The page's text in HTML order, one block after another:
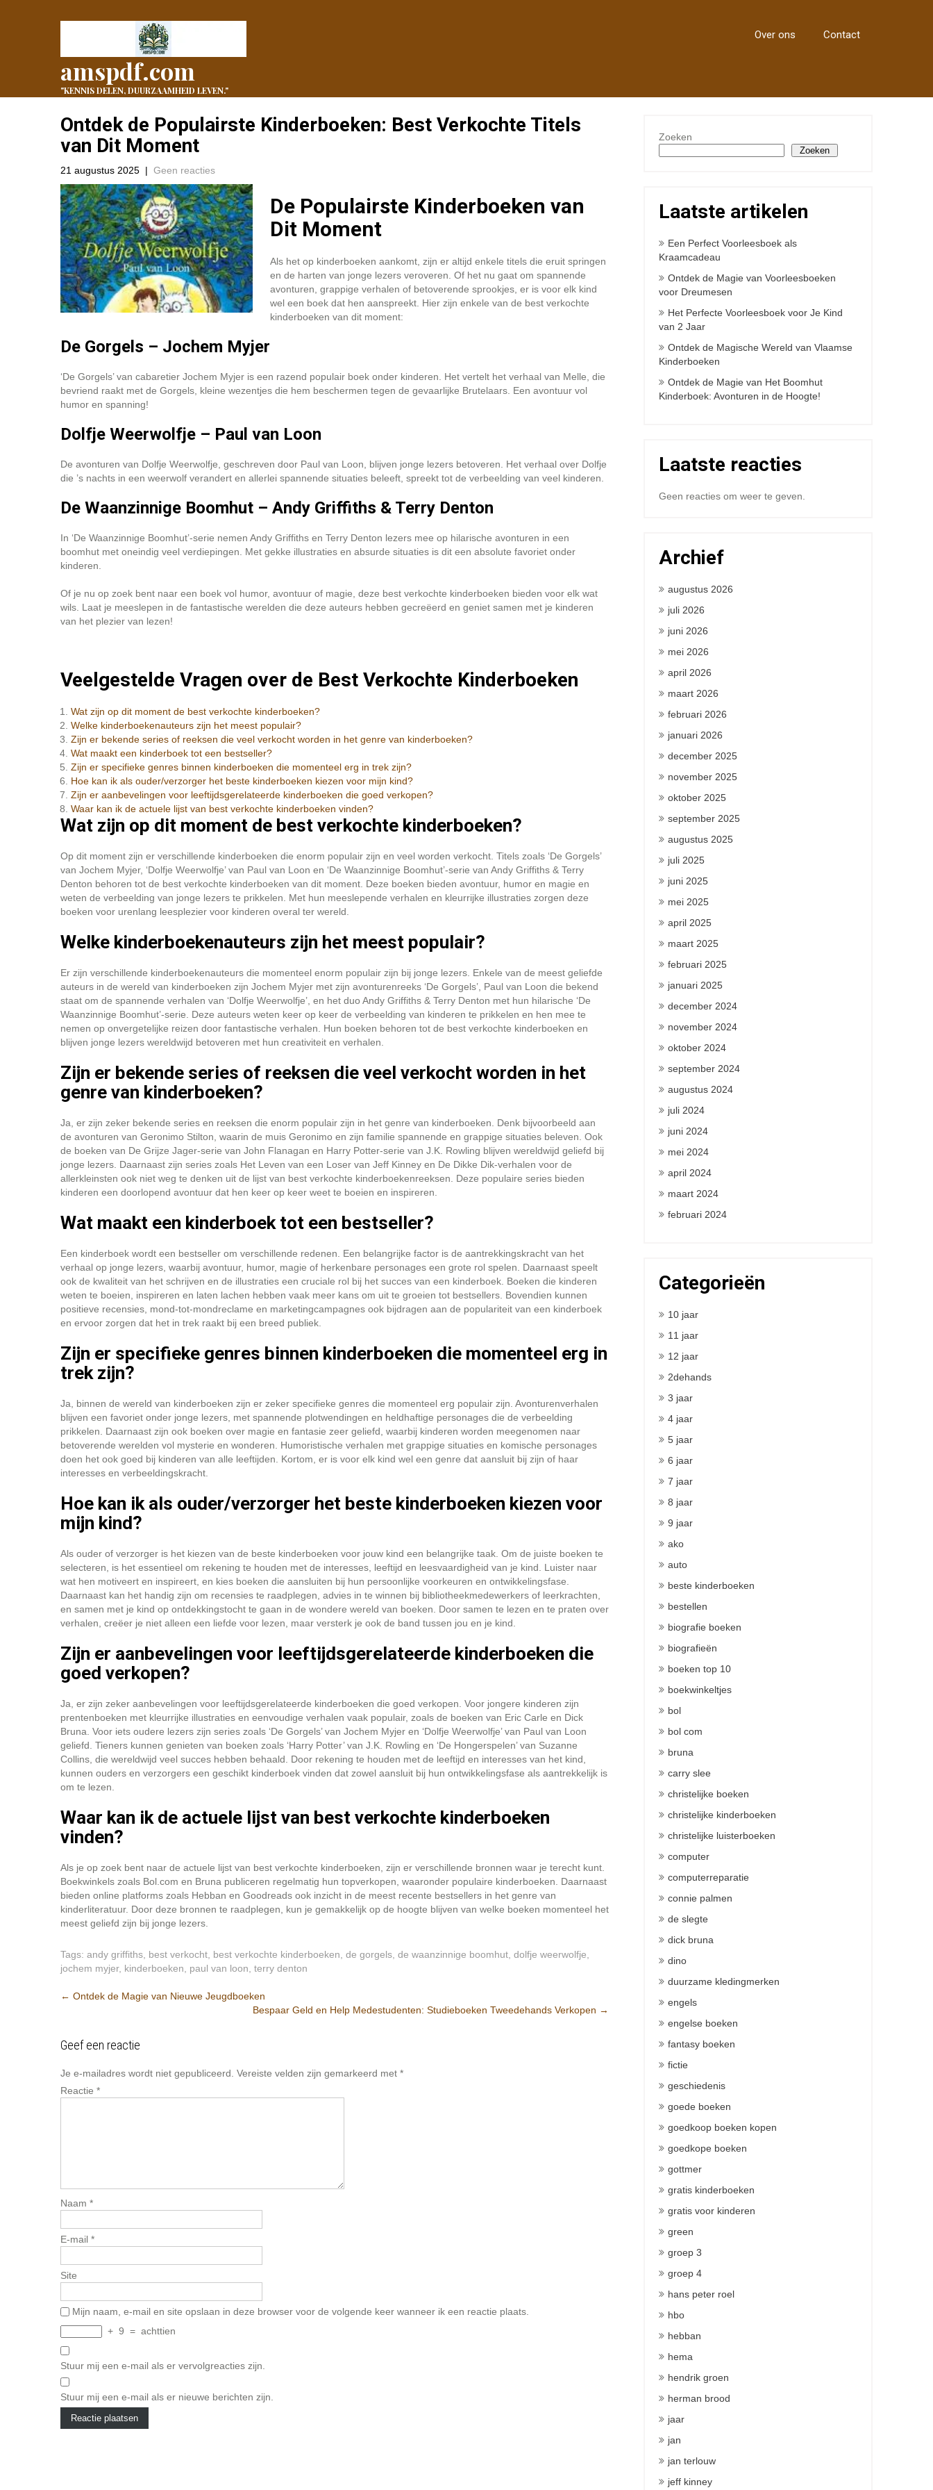
amspdf.com
"KENNIS DELEN, DUURZAAMHEID LEVEN."
Over ons Contact
Ontdek de Populairste Kinderboeken: Best Verkochte Titels
van Dit Moment
21 augustus 2025 | Geen reacties
De Populairste Kinderboeken van
Dit Moment
Als het op kinderboeken aankomt, zijn er altijd enkele titels die eruit springen
en de harten van jonge lezers veroveren. Of het nu gaat om spannende
avonturen, grappige verhalen of betoverende sprookjes, er is voor elk kind
wel een boek dat hen aanspreekt. Hier zijn enkele van de best verkochte
kinderboeken van dit moment:
De Gorgels – Jochem Myjer
‘De Gorgels’ van cabaretier Jochem Myjer is een razend populair boek onder kinderen. Het vertelt het verhaal van Melle, die
bevriend raakt met de Gorgels, kleine wezentjes die hem beschermen tegen de gevaarlijke Brutelaars. Een avontuur vol
humor en spanning!
Dolfje Weerwolfje – Paul van Loon
De avonturen van Dolfje Weerwolfje, geschreven door Paul van Loon, blijven jonge lezers betoveren. Het verhaal over Dolfje
die ’s nachts in een weerwolf verandert en allerlei spannende situaties beleeft, spreekt tot de verbeelding van veel kinderen.
De Waanzinnige Boomhut – Andy Griffiths & Terry Denton
In ‘De Waanzinnige Boomhut’-serie nemen Andy Griffiths en Terry Denton lezers mee op hilarische avonturen in een
boomhut met oneindig veel verdiepingen. Met gekke illustraties en absurde situaties is dit een absolute favoriet onder
kinderen.
Of je nu op zoek bent naar een boek vol humor, avontuur of magie, deze best verkochte kinderboeken bieden voor elk wat
wils. Laat je meeslepen in de fantastische werelden die deze auteurs hebben gecreëerd en geniet samen met je kinderen
van het plezier van lezen!
Veelgestelde Vragen over de Best Verkochte Kinderboeken
Wat zijn op dit moment de best verkochte kinderboeken?
Welke kinderboekenauteurs zijn het meest populair?
Zijn er bekende series of reeksen die veel verkocht worden in het genre van kinderboeken?
Wat maakt een kinderboek tot een bestseller?
Zijn er specifieke genres binnen kinderboeken die momenteel erg in trek zijn?
Hoe kan ik als ouder/verzorger het beste kinderboeken kiezen voor mijn kind?
Zijn er aanbevelingen voor leeftijdsgerelateerde kinderboeken die goed verkopen?
Waar kan ik de actuele lijst van best verkochte kinderboeken vinden?
Wat zijn op dit moment de best verkochte kinderboeken?
Op dit moment zijn er verschillende kinderboeken die enorm populair zijn en veel worden verkocht. Titels zoals ‘De Gorgels’
van Jochem Myjer, ‘Dolfje Weerwolfje’ van Paul van Loon en ‘De Waanzinnige Boomhut’-serie van Andy Griffiths & Terry
Denton behoren tot de best verkochte kinderboeken van dit moment. Deze boeken bieden avontuur, humor en magie en
weten de verbeelding van jonge lezers te prikkelen. Met hun meeslepende verhalen en kleurrijke illustraties zorgen deze
boeken voor urenlang leesplezier voor kinderen overal ter wereld.
Welke kinderboekenauteurs zijn het meest populair?
Er zijn verschillende kinderboekenauteurs die momenteel enorm populair zijn bij jonge lezers. Enkele van de meest geliefde
auteurs in de wereld van kinderboeken zijn Jochem Myjer met zijn avonturenreeks ‘De Gorgels’, Paul van Loon die bekend
staat om de spannende verhalen van ‘Dolfje Weerwolfje’, en het duo Andy Griffiths & Terry Denton met hun hilarische ‘De
Waanzinnige Boomhut’-serie. Deze auteurs weten keer op keer de verbeelding van kinderen te prikkelen en hen mee te
nemen op onvergetelijke reizen door fantastische verhalen. Hun boeken behoren tot de best verkochte kinderboeken en
blijven jonge lezers wereldwijd betoveren met hun creativiteit en verhalen.
Zijn er bekende series of reeksen die veel verkocht worden in het
genre van kinderboeken?
Ja, er zijn zeker bekende series en reeksen die enorm populair zijn in het genre van kinderboeken. Denk bijvoorbeeld aan
de avonturen van Geronimo Stilton, waarin de muis Geronimo en zijn familie spannende en grappige situaties beleven. Ook
de boeken van De Grijze Jager-serie van John Flanagan en Harry Potter-serie van J.K. Rowling blijven wereldwijd geliefd bij
jonge lezers. Daarnaast zijn series zoals Het Leven van een Loser van Jeff Kinney en De Dikke Dik-verhalen voor de
allerkleinsten ook niet weg te denken uit de lijst van best verkochte kinderboekenreeksen. Deze populaire series bieden
kinderen een doorlopend avontuur dat hen keer op keer weet te boeien en inspireren.
Wat maakt een kinderboek tot een bestseller?
Een kinderboek wordt een bestseller om verschillende redenen. Een belangrijke factor is de aantrekkingskracht van het
verhaal op jonge lezers, waarbij avontuur, humor, magie of herkenbare personages een grote rol spelen. Daarnaast speelt
ook de kwaliteit van het schrijven en de illustraties een cruciale rol bij het succes van een kinderboek. Boeken die kinderen
weten te boeien, inspireren en laten lachen hebben vaak meer kans om uit te groeien tot bestsellers. Bovendien kunnen
positieve recensies, mond-tot-mondreclame en marketingcampagnes ook bijdragen aan de populariteit van een kinderboek
en ervoor zorgen dat het in trek raakt bij een breed publiek.
Zijn er specifieke genres binnen kinderboeken die momenteel erg in
trek zijn?
Ja, binnen de wereld van kinderboeken zijn er zeker specifieke genres die momenteel erg populair zijn. Avonturenverhalen
blijven een favoriet onder jonge lezers, met spannende plotwendingen en heldhaftige personages die de verbeelding
prikkelen. Daarnaast zijn ook boeken over magie en fantasie zeer geliefd, waarbij kinderen worden meegenomen naar
betoverende werelden vol mysterie en wonderen. Humoristische verhalen met grappige situaties en komische personages
doen het ook goed bij kinderen van alle leeftijden. Kortom, er is voor elk kind wel een genre dat aansluit bij zijn of haar
interesses en verbeeldingskracht.
Hoe kan ik als ouder/verzorger het beste kinderboeken kiezen voor
mijn kind?
Als ouder of verzorger is het kiezen van de beste kinderboeken voor jouw kind een belangrijke taak. Om de juiste boeken te
selecteren, is het essentieel om rekening te houden met de interesses, leeftijd en leesvaardigheid van je kind. Luister naar
wat hen motiveert en inspireert, en kies boeken die aansluiten bij hun persoonlijke voorkeuren en ontwikkelingsfase.
Daarnaast kan het handig zijn om recensies te raadplegen, advies in te winnen bij bibliotheekmedewerkers of leerkrachten,
en samen met je kind op ontdekkingstocht te gaan in de wondere wereld van boeken. Door samen te lezen en te praten over
verhalen, creëer je niet alleen een liefde voor lezen, maar versterk je ook de band tussen jou en je kind.
Zijn er aanbevelingen voor leeftijdsgerelateerde kinderboeken die
goed verkopen?
Ja, er zijn zeker aanbevelingen voor leeftijdsgerelateerde kinderboeken die goed verkopen. Voor jongere kinderen zijn
prentenboeken met kleurrijke illustraties en eenvoudige verhalen vaak populair, zoals de boeken van Eric Carle en Dick
Bruna. Voor iets oudere lezers zijn series zoals ‘De Gorgels’ van Jochem Myjer en ‘Dolfje Weerwolfje’ van Paul van Loon
geliefd. Tieners kunnen genieten van boeken zoals ‘Harry Potter’ van J.K. Rowling en ‘De Hongerspelen’ van Suzanne
Collins, die wereldwijd veel succes hebben behaald. Door rekening te houden met de leeftijd en interesses van het kind,
kunnen ouders en verzorgers een geschikt kinderboek vinden dat zowel aansluit bij hun ontwikkelingsfase als aantrekkelijk is
om te lezen.
Waar kan ik de actuele lijst van best verkochte kinderboeken
vinden?
Als je op zoek bent naar de actuele lijst van best verkochte kinderboeken, zijn er verschillende bronnen waar je terecht kunt.
Boekwinkels zoals Bol.com en Bruna publiceren regelmatig hun topverkopen, waaronder populaire kinderboeken. Daarnaast
bieden online platforms zoals Hebban en Goodreads ook inzicht in de meest recente bestsellers in het genre van
kinderliteratuur. Door deze bronnen te raadplegen, kun je gemakkelijk op de hoogte blijven van welke boeken momenteel het
meest geliefd zijn bij jonge lezers.
Tags: andy griffiths best verkocht best verkochte kinderboeken de gorgels de waanzinnige boomhut dolfje weerwolfje
jochem myjer, kinderboeken paul van loon terry denton
Post
← Ontdek de Magie van Nieuwe Jeugdboeken
Bespaar Geld en Help Medestudenten: Studieboeken Tweedehands Verkopen →
Geef een reactie
Je e-mailadres wordt niet gepubliceerd. Vereiste velden zijn gemarkeerd met *
Reactie *
Naam *
E-mail *
Site
Mijn naam, e-mail en site opslaan in deze browser voor de volgende keer wanneer ik een reactie plaats.
+ 9 = achttien
Stuur mij een e-mail als er vervolgreacties zijn.
Stuur mij een e-mail als er nieuwe berichten zijn.
Zoeken
Zoeken
Laatste artikelen
Een Perfect Voorleesboek als
Kraamcadeau
Ontdek de Magie van Voorleesboeken
voor Dreumesen
Het Perfecte Voorleesboek voor Je Kind
van 2 Jaar
Ontdek de Magische Wereld van Vlaamse
Kinderboeken
Ontdek de Magie van Het Boomhut
Kinderboek: Avonturen in de Hoogte!
Laatste reacties
Geen reacties om weer te geven.
Archief
augustus 2026
juli 2026
juni 2026
mei 2026
april 2026
maart 2026
februari 2026
januari 2026
december 2025
november 2025
oktober 2025
september 2025
augustus 2025
juli 2025
juni 2025
mei 2025
april 2025
maart 2025
februari 2025
januari 2025
december 2024
november 2024
oktober 2024
september 2024
augustus 2024
juli 2024
juni 2024
mei 2024
april 2024
maart 2024
februari 2024
Categorieën
10 jaar
11 jaar
12 jaar
2dehands
3 jaar
4 jaar
5 jaar
6 jaar
7 jaar
8 jaar
9 jaar
ako
auto
beste kinderboeken
bestellen
biografie boeken
biografieën
boeken top 10
boekwinkeltjes
bol
bol com
bruna
carry slee
christelijke boeken
christelijke kinderboeken
christelijke luisterboeken
computer
computerreparatie
connie palmen
de slegte
dick bruna
dino
duurzame kledingmerken
engels
engelse boeken
fantasy boeken
fictie
geschiedenis
goede boeken
goedkoop boeken kopen
goedkope boeken
gottmer
gratis kinderboeken
gratis voor kinderen
green
groep 3
groep 4
hans peter roel
hbo
hebban
hema
hendrik groen
herman brood
jaar
jan
jan terlouw
jeff kinney